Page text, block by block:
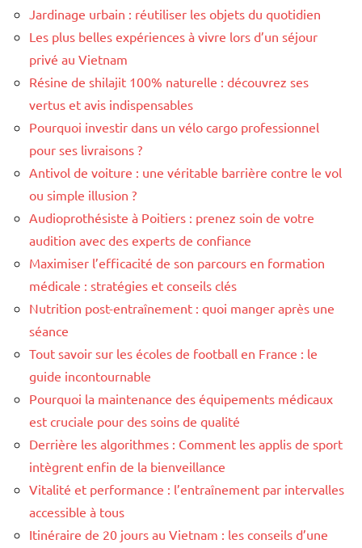
Jardinage urbain : réutiliser les objets du quotidien
Les plus belles expériences à vivre lors d’un séjour
privé au Vietnam
Résine de shilajit 100% naturelle : découvrez ses
vertus et avis indispensables
Pourquoi investir dans un vélo cargo professionnel
pour ses livraisons ?
Antivol de voiture : une véritable barrière contre le vol
ou simple illusion ?
Audioprothésiste à Poitiers : prenez soin de votre
audition avec des experts de confiance
Maximiser l’efficacité de son parcours en formation
médicale : stratégies et conseils clés
Nutrition post-entraînement : quoi manger après une
séance
Tout savoir sur les écoles de football en France : le
guide incontournable
Pourquoi la maintenance des équipements médicaux
est cruciale pour des soins de qualité
Derrière les algorithmes : Comment les applis de sport
intègrent enfin de la bienveillance
Vitalité et performance : l’entraînement par intervalles
accessible à tous
Itinéraire de 20 jours au Vietnam : les conseils d’une